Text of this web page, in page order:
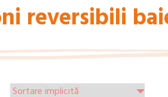
reversibili